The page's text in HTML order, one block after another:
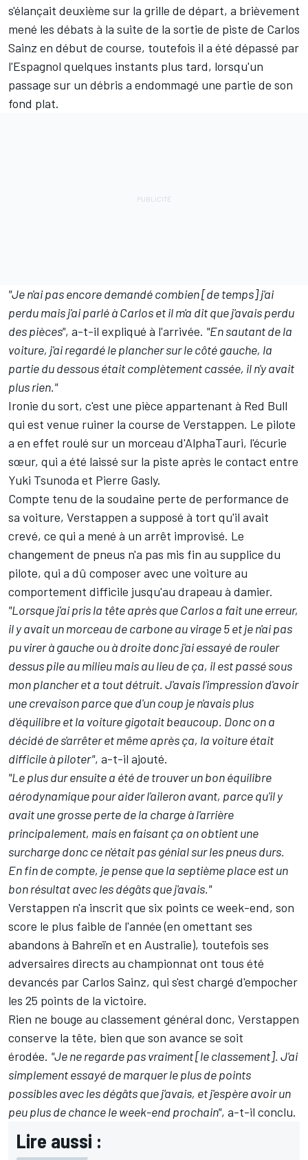
s'élançait deuxième sur la grille de départ, a brièvement
mené les débats à la suite de la sortie de piste de Carlos
Sainz en début de course, toutefois il a été dépassé par
l'Espagnol quelques instants plus tard, lorsqu'un
passage sur un débris a endommagé une partie de son
fond plat.
"Je n'ai pas encore demandé combien [de temps] j'ai
perdu mais j'ai parlé à Carlos et il m'a dit que j'avais perdu
des pièces", a-t-il expliqué à l'arrivée. "En sautant de la
voiture, j'ai regardé le plancher sur le côté gauche, la
partie du dessous était complètement cassée, il n'y avait
plus rien."
Ironie du sort, c'est une pièce appartenant à Red Bull
qui est venue ruiner la course de Verstappen. Le pilote
a en effet roulé sur un morceau d'AlphaTauri, l'écurie
sœur, qui a été laissé sur la piste après le contact entre
Yuki Tsunoda et Pierre Gasly.
Compte tenu de la soudaine perte de performance de
sa voiture, Verstappen a supposé à tort qu'il avait
crevé, ce qui a mené à un arrêt improvisé. Le
changement de pneus n'a pas mis fin au supplice du
pilote, qui a dû composer avec une voiture au
comportement difficile jusqu'au drapeau à damier.
"Lorsque j'ai pris la tête après que Carlos a fait une erreur,
il y avait un morceau de carbone au virage 5 et je n'ai pas
pu virer à gauche ou à droite donc j'ai essayé de rouler
dessus pile au milieu mais au lieu de ça, il est passé sous
mon plancher et a tout détruit. J'avais l'impression d'avoir
une crevaison parce que d'un coup je n'avais plus
d'équilibre et la voiture gigotait beaucoup. Donc on a
décidé de s'arrêter et même après ça, la voiture était
difficile à piloter", a-t-il ajouté.
"Le plus dur ensuite a été de trouver un bon équilibre
aérodynamique pour aider l'aileron avant, parce qu'il y
avait une grosse perte de la charge à l'arrière
principalement, mais en faisant ça on obtient une
surcharge donc ce n'était pas génial sur les pneus durs.
En fin de compte, je pense que la septième place est un
bon résultat avec les dégâts que j'avais."
Verstappen n'a inscrit que six points ce week-end, son
score le plus faible de l'année (en omettant ses
abandons à Bahreïn et en Australie), toutefois ses
adversaires directs au championnat ont tous été
devancés par Carlos Sainz, qui s'est chargé d'empocher
les 25 points de la victoire.
Rien ne bouge au classement général donc, Verstappen
conserve la tête, bien que son avance se soit
érodée. "Je ne regarde pas vraiment [le classement]. J'ai
simplement essayé de marquer le plus de points
possibles avec les dégâts que j'avais, et j'espère avoir un
peu plus de chance le week-end prochain", a-t-il conclu.
Lire aussi :